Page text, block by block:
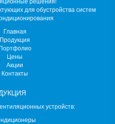
решения!
для обустройства систем
Главная
Продукция
Цены
Акции
Контакты
устройств: